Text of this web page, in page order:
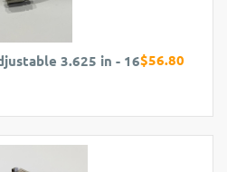
$56.80
3.625 in - 16